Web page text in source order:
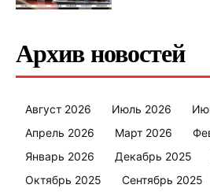
Архив новостей
Август 2026 Июль 2026
Апрель 2026
Март 2026
Январь 2026
Декабрь 2025
Октябрь 2025
Сентябрь 2025